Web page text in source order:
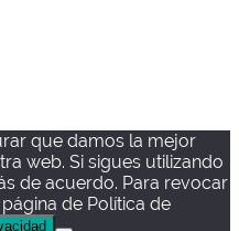
que damos la mejor
web. Si sigues utilizando
de acuerdo. Para revocar
de Política de